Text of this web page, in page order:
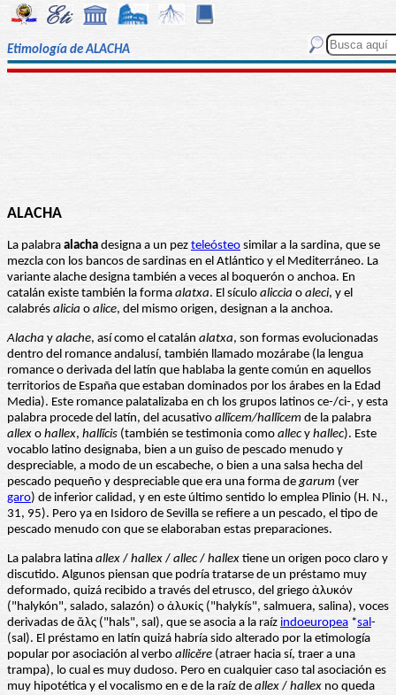
Etimología de ALACHA
ALACHA
La palabra alacha designa a un pez teleósteo similar a la sardina, que se
mezcla con los bancos de sardinas en el Atlántico y el Mediterráneo. La
variante alache designa también a veces al boquerón o anchoa. En
catalán existe también la forma alatxa. El sículo aliccia o aleci, y el
calabrés alicia o alice, del mismo origen, designan a la anchoa.
Alacha y alache, así como el catalán alatxa, son formas evolucionadas
dentro del romance andalusí, también llamado mozárabe (la lengua
romance o derivada del latín que hablaba la gente común en aquellos
territorios de España que estaban dominados por los árabes en la Edad
Media). Este romance palatalizaba en ch los grupos latinos ce-/ci-, y esta
palabra procede del latín, del acusativo allĭcem/hallĭcem de la palabra
allex o hallex, hallĭcis (también se testimonia como allec y hallec). Este
vocablo latino designaba, bien a un guiso de pescado menudo y
despreciable, a modo de un escabeche, o bien a una salsa hecha del
pescado pequeño y despreciable que era una forma degarum (ver
garo) de inferior calidad, y en este último sentido lo emplea Plinio (H. N.,
31, 95). Pero ya en Isidoro de Sevilla se refiere a un pescado, el tipo de
pescado menudo con que se elaboraban estas preparaciones.
La palabra latina allex / hallex / allec / hallex tiene un origen poco claro y
discutido. Algunos piensan que podría tratarse de un préstamo muy
deformado, quizá recibido a través del etrusco, del griego ἁλυκόν
("halykón", salado, salazón) o ἁλυκίς ("halykís", salmuera, salina), voces
derivadas de ἅλς ("hals", sal), que se asocia a la raíz indoeuropea *sal-
(sal). El préstamo en latín quizá habría sido alterado por la etimología
popular por asociación al verbo allicĕre (atraer hacia sí, traer a una
trampa), lo cual es muy dudoso. Pero en cualquier caso tal asociación es
muy hipotética y el vocalismo en e de la raíz de allex / hallex no queda